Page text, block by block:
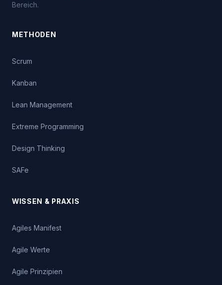
Bereich.
METHODEN
Scrum
Kanban
Lean Management
Extreme Programming
Design Thinking
SAFe
WISSEN & PRAXIS
Agiles Manifest
Agile Werte
Agile Prinzipien